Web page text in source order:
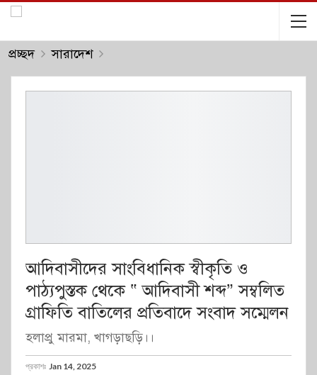
প্রচ্ছদ সারাদেশ
আদিবাসীদের সাংবিধানিক স্বীকৃতি ও
পাঠ্যপুস্তক থেকে “ আদিবাসী শব্দ” সম্বলিত
গ্রাফিতি বাতিলের প্রতিবাদে সংবাদ সম্মেলন
হলাপ্রু মারমা, খাগড়াছড়ি।।
প্রকাশঃ Jan 14, 2025